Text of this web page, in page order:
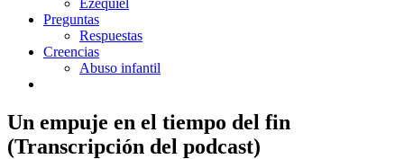
Ezequiel
Preguntas
Respuestas
Creencias
Abuso infantil
Un empuje en el tiempo del fin
(Transcripción del podcast)